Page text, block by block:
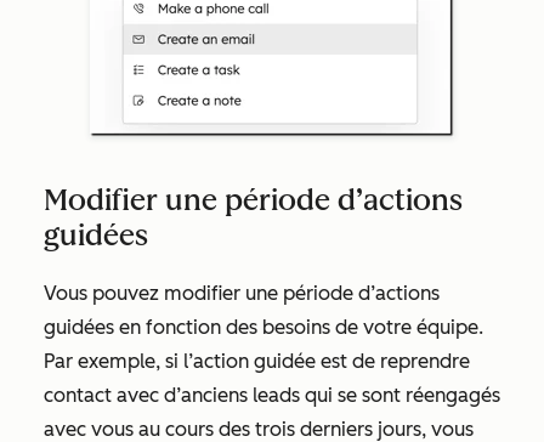
Modifier une période d’actions
guidées
Vous pouvez modifier une période d’actions
guidées en fonction des besoins de votre équipe.
Par exemple, si l’action guidée est de reprendre
contact avec d’anciens leads qui se sont réengagés
avec vous au cours des trois derniers jours, vous